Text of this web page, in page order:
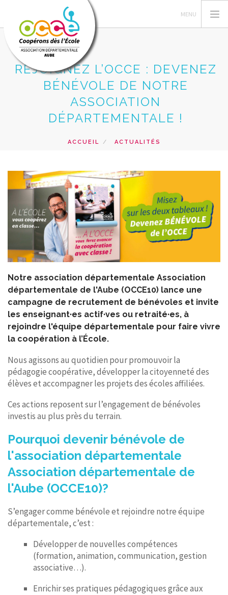
GÉRER SA COOPÉRATIVE
ACTIONS PÉDAGOGIQUES
FORMATIONS
PRÊTS ET VENTES
RECHERCHER
CONTACT
REJOIGNEZ L’OCCE : DEVENEZ
BÉNÉVOLE DE NOTRE
ASSOCIATION
DÉPARTEMENTALE !
ACCUEIL
ACTUALITÉS
Notre association départementale Association
départementale de l'Aube (OCCE10) lance une
campagne de recrutement de bénévoles et invite
les enseignant·es actif·ves ou retraité·es, à
rejoindre l'équipe départementale pour faire vivre
la coopération à l’École.
Nous agissons au quotidien pour promouvoir la
pédagogie coopérative, développer la citoyenneté des
élèves et accompagner les projets des écoles affiliées.
Ces actions reposent sur l’engagement de bénévoles
investis au plus près du terrain.
Pourquoi devenir bénévole de
l'association départementale
Association départementale de
l'Aube (OCCE10)?
S’engager comme bénévole et rejoindre notre équipe
départementale, c’est :
Développer de nouvelles compétences
(formation, animation, communication, gestion
associative…).
Enrichir ses pratiques pédagogiques grâce aux